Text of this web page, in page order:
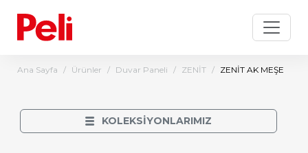
Ana Sayfa Ürünler Duvar Paneli ZENİT ZENİT AK MEŞE
KOLEKSİYONLARIMIZ